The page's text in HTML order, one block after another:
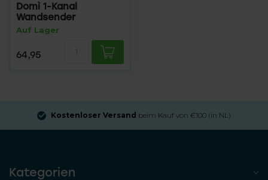
Domì 1-Kanal
Wandsender
Auf Lager
64,95
Kostenloser Versand beim Kauf von €100 (in NL)
Kategorien